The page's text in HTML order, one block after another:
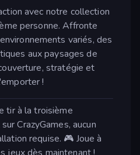
avec notre collection
personne. Affronte
variés, des
aux paysages de
stratégie et
!
tir à la troisième
CrazyGames, aucun
requise. 🎮 Joue à